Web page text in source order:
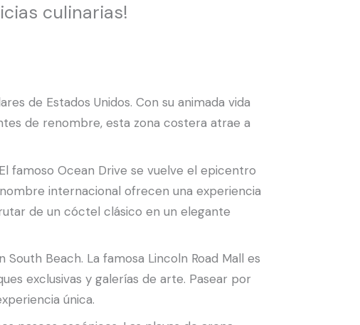
culinarias!
de Estados Unidos. Con su animada vida
de renombre, esta zona costera atrae a
famoso Ocean Drive se vuelve el epicentro
internacional ofrecen una experiencia
de un cóctel clásico en un elegante
Beach. La famosa Lincoln Road Mall es
exclusivas y galerías de arte. Pasear por
única.